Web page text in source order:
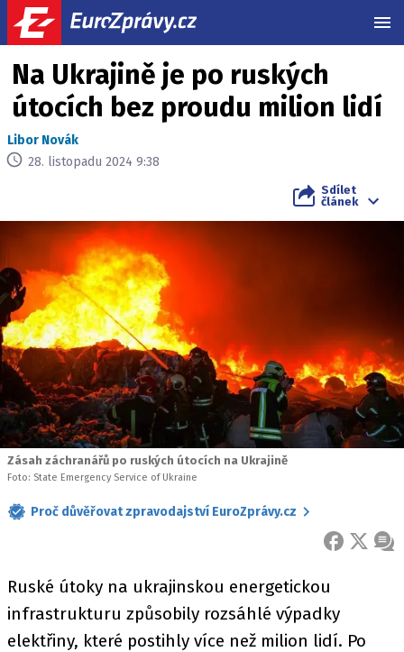
Na Ukrajině je po ruských
útocích bez proudu milion lidí
Libor Novák
28. listopadu 2024 9:38
Sdílet
článek
Zásah záchranářů po ruských útocích na Ukrajině
Foto: State Emergency Service of Ukraine
Proč důvěřovat zpravodajství EuroZprávy.cz
FACEBOOK
X
Ruské útoky na ukrajinskou energetickou
infrastrukturu způsobily rozsáhlé výpadky
elektřiny, které postihly více než milion lidí. Po